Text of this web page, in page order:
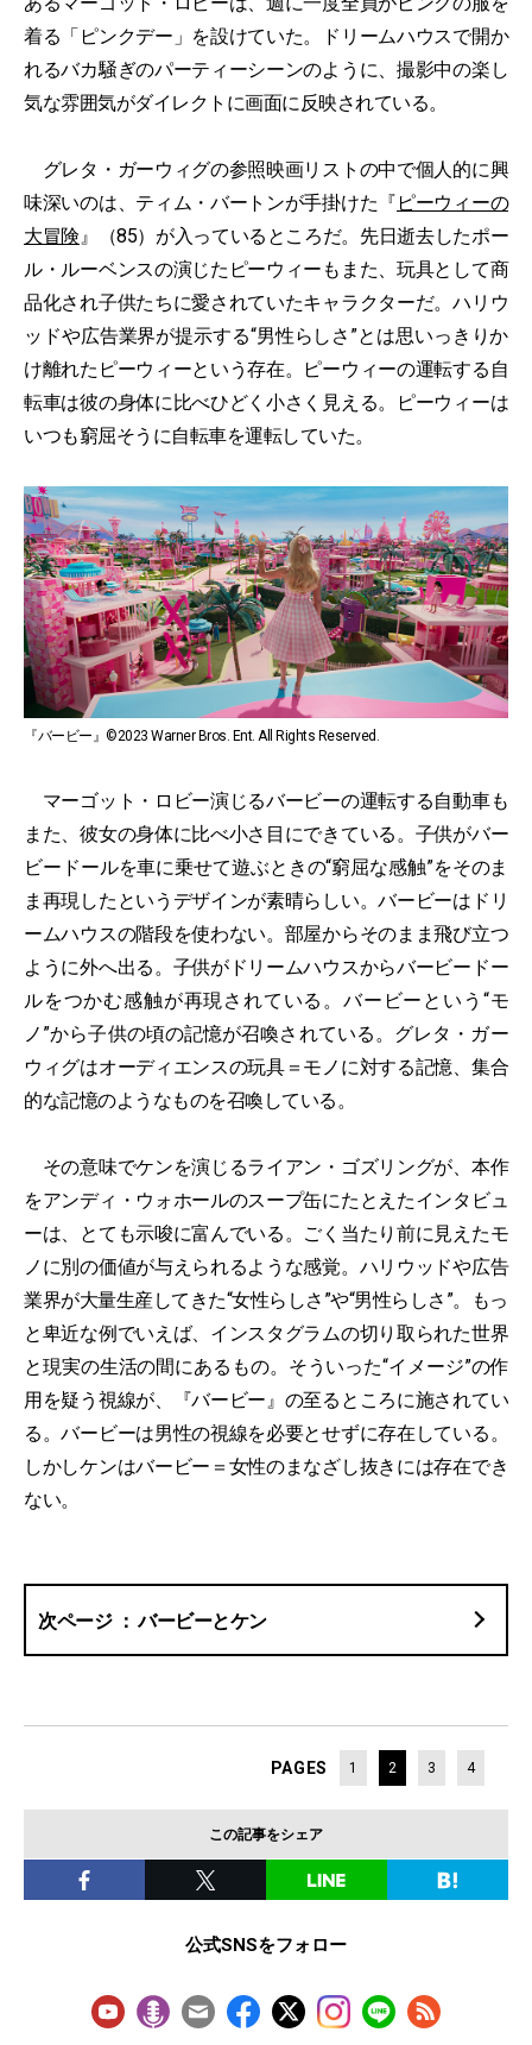
着る「ピンクデー」を設けていた。ドリームハウスで開か
れるバカ騒ぎのパーティーシーンのように、撮影中の楽し
気な雰囲気がダイレクトに画面に反映されている。
グレタ・ガーウィグの参照映画リストの中で個人的に興
味深いのは、ティム・バートンが手掛けた『 ピーウィーの
大冒険』（85）が入っているところだ。先日逝去したポー
ル・ルーベンスの演じたピーウィーもまた、玩具として商
品化され子供たちに愛されていたキャラクターだ。ハリウ
ッドや広告業界が提示する“男性らしさ”とは思いっきりか
け離れたピーウィーという存在。ピーウィーの運転する自
転車は彼の身体に比べひどく小さく見える。ピーウィーは
いつも窮屈そうに自転車を運転していた。
『バービー』©2023 Warner Bros. Ent. All Rights Reserved.
マーゴット・ロビー演じるバービーの運転する自動車も
また、彼女の身体に比べ小さ目にできている。子供がバー
ビードールを車に乗せて遊ぶときの“窮屈な感触”をそのま
ま再現したというデザインが素晴らしい。バービーはドリ
ームハウスの階段を使わない。部屋からそのまま飛び立つ
ように外へ出る。子供がドリームハウスからバービードー
ルをつかむ感触が再現されている。バービーという“モ
ノ”から子供の頃の記憶が召喚されている。グレタ・ガー
ウィグはオーディエンスの玩具＝モノに対する記憶、集合
的な記憶のようなものを召喚している。
その意味でケンを演じるライアン・ゴズリングが、本作
をアンディ・ウォホールのスープ缶にたとえたインタビュ
ーは、とても示唆に富んでいる。ごく当たり前に見えたモ
ノに別の価値が与えられるような感覚。ハリウッドや広告
業界が大量生産してきた“女性らしさ”や“男性らしさ”。もっ
と卑近な例でいえば、インスタグラムの切り取られた世界
と現実の生活の間にあるもの。そういった“イメージ”の作
用を疑う視線が、『バービー』の至るところに施されてい
る。バービーは男性の視線を必要とせずに存在している。
しかしケンはバービー＝女性のまなざし抜きには存在でき
ない。
バービーとケン
PAGES 1 2 3 4
この記事をシェア
公式SNSをフォロー